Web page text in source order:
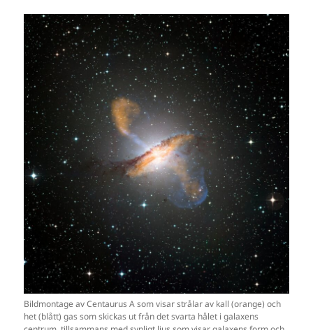
Bildmontage av Centaurus A som visar strålar av kall (orange) och
het (blått) gas som skickas ut från det svarta hålet i galaxens